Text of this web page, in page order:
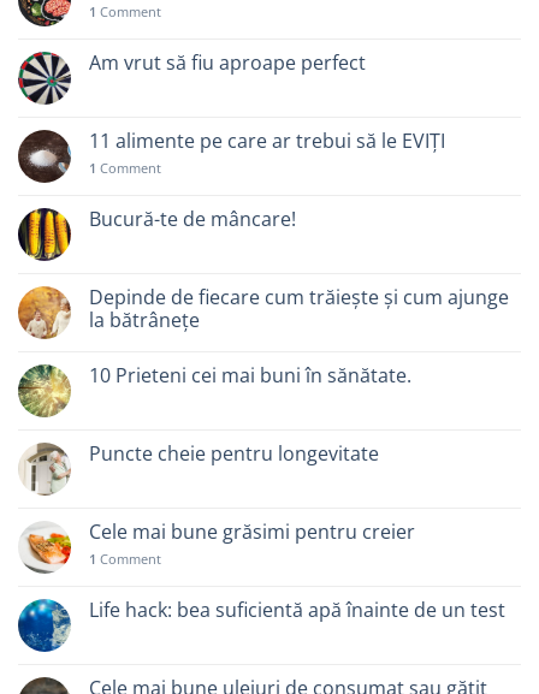
1 Comment
Am vrut să fiu aproape perfect
11 alimente pe care ar trebui să le EVIȚI
1 Comment
Bucură-te de mâncare!
Depinde de fiecare cum trăiește și cum ajunge
la bătrânețe
10 Prieteni cei mai buni în sănătate.
Puncte cheie pentru longevitate
Cele mai bune grăsimi pentru creier
1 Comment
Life hack: bea suficientă apă înainte de un test
Cele mai bune uleiuri de consumat sau gătit